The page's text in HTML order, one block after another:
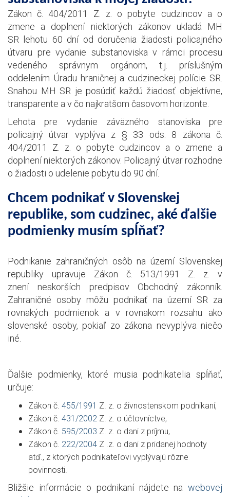
Zákon č. 404/2011 Z. z. o pobyte cudzincov a o
zmene a doplnení niektorých zákonov ukladá MH
SR lehotu 60 dní od doručenia žiadosti policajného
útvaru pre vydanie substanoviska v rámci procesu
vedeného správnym orgánom, t.j. príslušným
oddelením Úradu hraničnej a cudzineckej polície SR.
Snahou MH SR je posúdiť každú žiadosť objektívne,
transparente a v čo najkratšom časovom horizonte.
Lehota pre vydanie záväzného stanoviska pre
policajný útvar vyplýva z § 33 ods. 8 zákona č.
404/2011 Z. z. o pobyte cudzincov a o zmene a
doplnení niektorých zákonov. Policajný útvar rozhodne
o žiadosti o udelenie pobytu do 90 dní.
Chcem podnikať v Slovenskej
republike, som cudzinec, aké ďalšie
podmienky musím spĺňať?
Podnikanie zahraničných osôb na území Slovenskej
republiky upravuje Zákon č. 513/1991 Z. z. v
znení neskorších predpisov Obchodný zákonník.
Zahraničné osoby môžu podnikať na území SR za
rovnakých podmienok a v rovnakom rozsahu ako
slovenské osoby, pokiaľ zo zákona nevyplýva niečo
iné.
Ďalšie podmienky, ktoré musia podnikatelia spĺňať,
určuje:
Zákon č. 455/1991 Z. z. o živnostenskom podnikaní,
Zákon č. 431/2002 Z. z. o účtovníctve,
Zákon č. 595/2003 Z. z. o dani z príjmu,
Zákon č. 222/2004 Z .z. o dani z pridanej hodnoty
atď., z ktorých podnikateľovi vyplývajú rôzne
povinnosti.
Bližšie informácie o podnikaní nájdete na webovej